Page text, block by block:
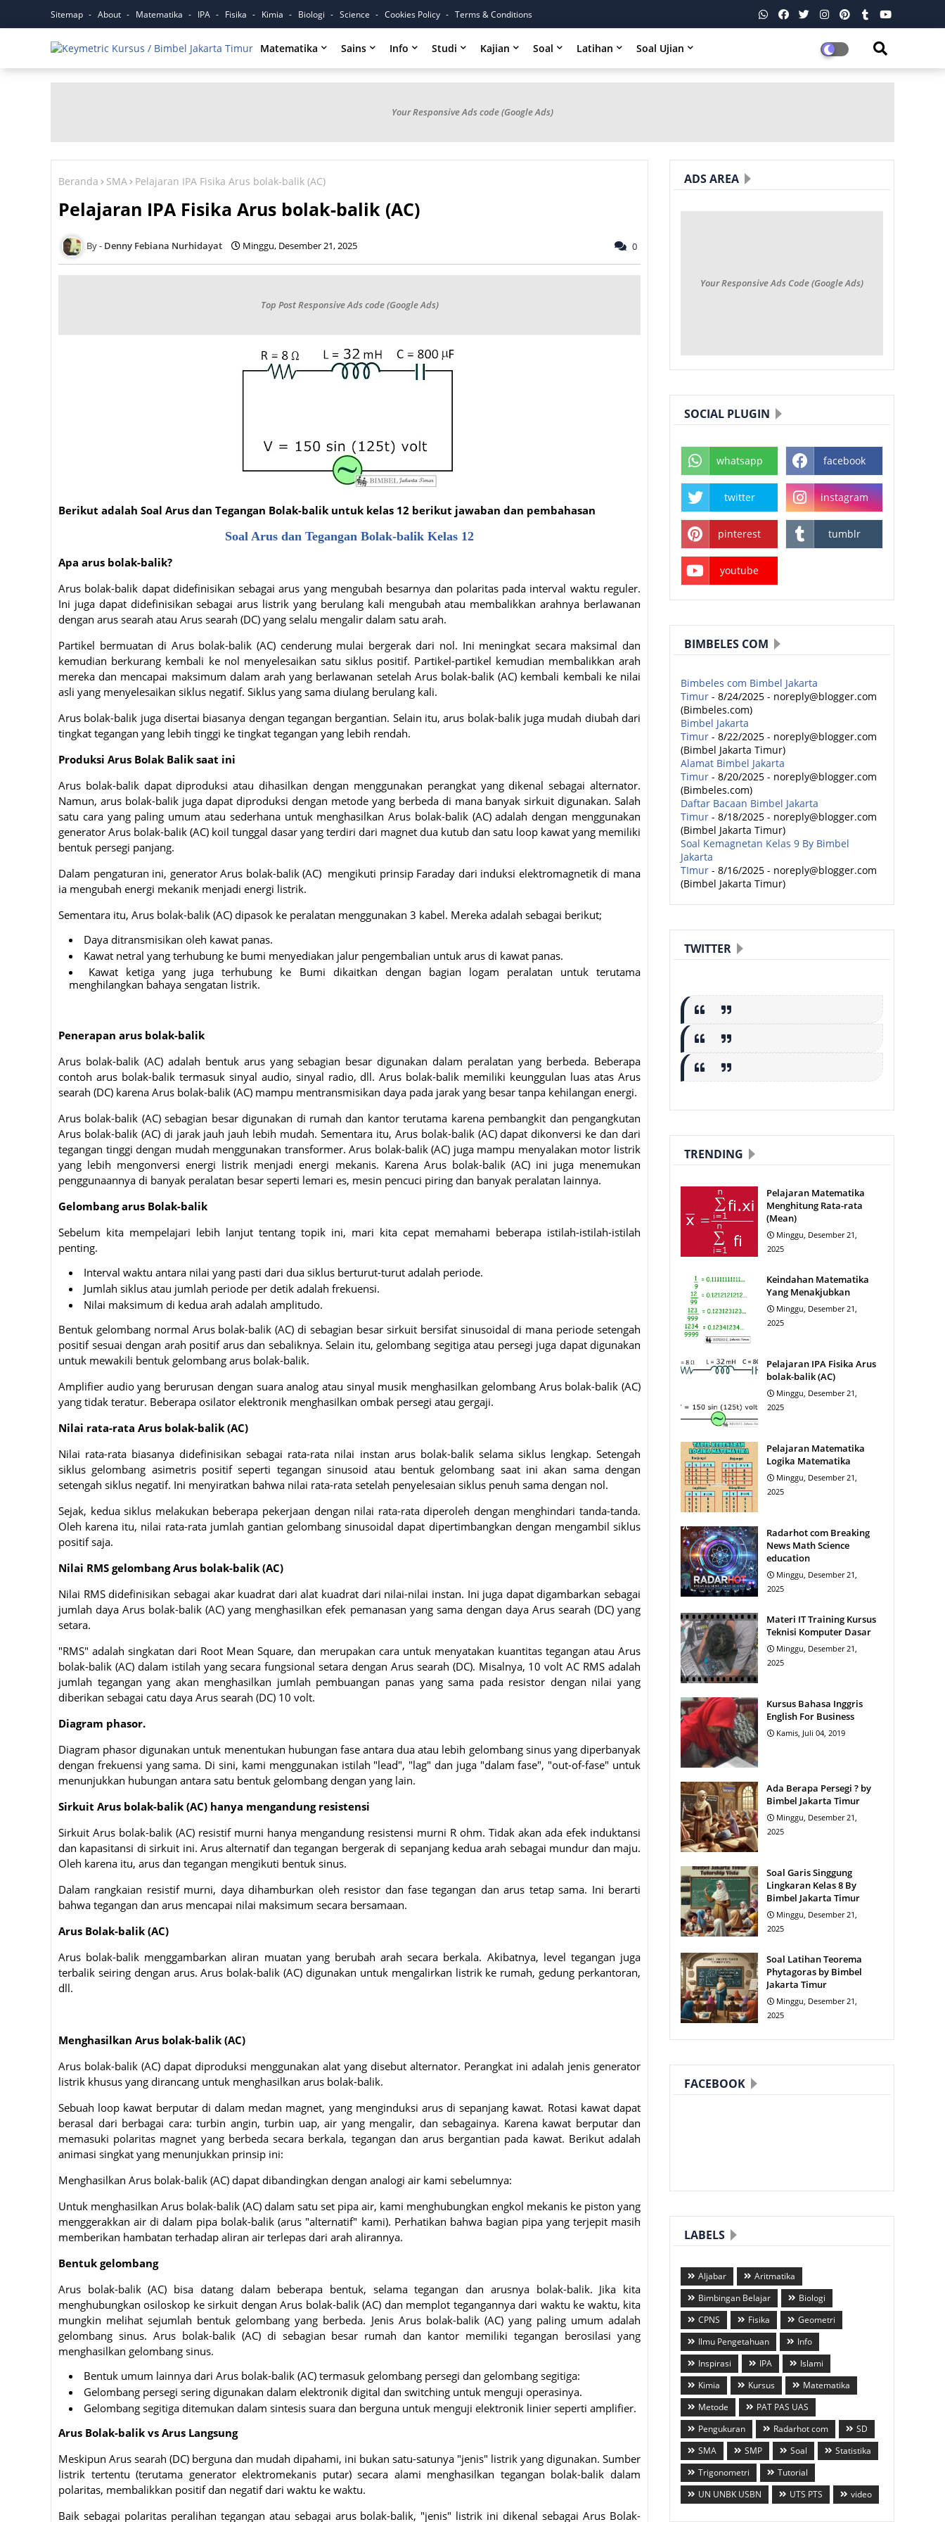
Sitemap About Matematika IPA Fisika Kimia Biologi Science Cookies Policy Terms & Conditions
Matematika Sains Info Studi Kajian Soal Latihan Soal Ujian
Your Responsive Ads code (Google Ads)
Beranda SMA Pelajaran IPA Fisika Arus bolak-balik (AC)
Pelajaran IPA Fisika Arus bolak-balik (AC)
Denny Febiana Nurhidayat Minggu, Desember 21, 2025 0
Top Post Responsive Ads code (Google Ads)
Berikut adalah Soal Arus dan Tegangan Bolak-balik untuk kelas 12 berikut jawaban dan pembahasan
Soal Arus dan Tegangan Bolak-balik Kelas 12
Apa arus bolak-balik?
Arus bolak-balik dapat didefinisikan sebagai arus yang mengubah besarnya dan polaritas pada interval waktu reguler.
Ini juga dapat didefinisikan sebagai arus listrik yang berulang kali mengubah atau membalikkan arahnya berlawanan
dengan arus searah atau Arus searah (DC) yang selalu mengalir dalam satu arah.
Partikel bermuatan di Arus bolak-balik (AC) cenderung mulai bergerak dari nol. Ini meningkat secara maksimal dan
kemudian berkurang kembali ke nol menyelesaikan satu siklus positif. Partikel-partikel kemudian membalikkan arah
mereka dan mencapai maksimum dalam arah yang berlawanan setelah Arus bolak-balik (AC) kembali kembali ke nilai
asli yang menyelesaikan siklus negatif. Siklus yang sama diulang berulang kali.
Arus bolak-balik juga disertai biasanya dengan tegangan bergantian. Selain itu, arus bolak-balik juga mudah diubah dari
tingkat tegangan yang lebih tinggi ke tingkat tegangan yang lebih rendah.
Produksi Arus Bolak Balik saat ini
Arus bolak-balik dapat diproduksi atau dihasilkan dengan menggunakan perangkat yang dikenal sebagai alternator.
Namun, arus bolak-balik juga dapat diproduksi dengan metode yang berbeda di mana banyak sirkuit digunakan. Salah
satu cara yang paling umum atau sederhana untuk menghasilkan Arus bolak-balik (AC) adalah dengan menggunakan
generator Arus bolak-balik (AC) koil tunggal dasar yang terdiri dari magnet dua kutub dan satu loop kawat yang memiliki
bentuk persegi panjang.
Dalam pengaturan ini, generator Arus bolak-balik (AC) mengikuti prinsip Faraday dari induksi elektromagnetik di mana
ia mengubah energi mekanik menjadi energi listrik.
Sementara itu, Arus bolak-balik (AC) dipasok ke peralatan menggunakan 3 kabel. Mereka adalah sebagai berikut;
Daya ditransmisikan oleh kawat panas.
Kawat netral yang terhubung ke bumi menyediakan jalur pengembalian untuk arus di kawat panas.
Kawat ketiga yang juga terhubung ke Bumi dikaitkan dengan bagian logam peralatan untuk terutama
menghilangkan bahaya sengatan listrik.
Penerapan arus bolak-balik
Arus bolak-balik (AC) adalah bentuk arus yang sebagian besar digunakan dalam peralatan yang berbeda. Beberapa
contoh arus bolak-balik termasuk sinyal audio, sinyal radio, dll. Arus bolak-balik memiliki keunggulan luas atas Arus
searah (DC) karena Arus bolak-balik (AC) mampu mentransmisikan daya pada jarak yang besar tanpa kehilangan energi.
Arus bolak-balik (AC) sebagian besar digunakan di rumah dan kantor terutama karena pembangkit dan pengangkutan
Arus bolak-balik (AC) di jarak jauh jauh lebih mudah. Sementara itu, Arus bolak-balik (AC) dapat dikonversi ke dan dari
tegangan tinggi dengan mudah menggunakan transformer. Arus bolak-balik (AC) juga mampu menyalakan motor listrik
yang lebih mengonversi energi listrik menjadi energi mekanis. Karena Arus bolak-balik (AC) ini juga menemukan
penggunaannya di banyak peralatan besar seperti lemari es, mesin pencuci piring dan banyak peralatan lainnya.
Gelombang arus Bolak-balik
Sebelum kita mempelajari lebih lanjut tentang topik ini, mari kita cepat memahami beberapa istilah-istilah-istilah
penting.
Interval waktu antara nilai yang pasti dari dua siklus berturut-turut adalah periode.
Jumlah siklus atau jumlah periode per detik adalah frekuensi.
Nilai maksimum di kedua arah adalah amplitudo.
Bentuk gelombang normal Arus bolak-balik (AC) di sebagian besar sirkuit bersifat sinusoidal di mana periode setengah
positif sesuai dengan arah positif arus dan sebaliknya. Selain itu, gelombang segitiga atau persegi juga dapat digunakan
untuk mewakili bentuk gelombang arus bolak-balik.
Amplifier audio yang berurusan dengan suara analog atau sinyal musik menghasilkan gelombang Arus bolak-balik (AC)
yang tidak teratur. Beberapa osilator elektronik menghasilkan ombak persegi atau gergaji.
Nilai rata-rata Arus bolak-balik (AC)
Nilai rata-rata biasanya didefinisikan sebagai rata-rata nilai instan arus bolak-balik selama siklus lengkap. Setengah
siklus gelombang asimetris positif seperti tegangan sinusoid atau bentuk gelombang saat ini akan sama dengan
setengah siklus negatif. Ini menyiratkan bahwa nilai rata-rata setelah penyelesaian siklus penuh sama dengan nol.
Sejak, kedua siklus melakukan beberapa pekerjaan dengan nilai rata-rata diperoleh dengan menghindari tanda-tanda.
Oleh karena itu, nilai rata-rata jumlah gantian gelombang sinusoidal dapat dipertimbangkan dengan mengambil siklus
positif saja.
Nilai RMS gelombang Arus bolak-balik (AC)
Nilai RMS didefinisikan sebagai akar kuadrat dari alat kuadrat dari nilai-nilai instan. Ini juga dapat digambarkan sebagai
jumlah daya Arus bolak-balik (AC) yang menghasilkan efek pemanasan yang sama dengan daya Arus searah (DC) yang
setara.
"RMS" adalah singkatan dari Root Mean Square, dan merupakan cara untuk menyatakan kuantitas tegangan atau Arus
bolak-balik (AC) dalam istilah yang secara fungsional setara dengan Arus searah (DC). Misalnya, 10 volt AC RMS adalah
jumlah tegangan yang akan menghasilkan jumlah pembuangan panas yang sama pada resistor dengan nilai yang
diberikan sebagai catu daya Arus searah (DC) 10 volt.
Diagram phasor.
Diagram phasor digunakan untuk menentukan hubungan fase antara dua atau lebih gelombang sinus yang diperbanyak
dengan frekuensi yang sama. Di sini, kami menggunakan istilah "lead", "lag" dan juga "dalam fase", "out-of-fase" untuk
menunjukkan hubungan antara satu bentuk gelombang dengan yang lain.
Sirkuit Arus bolak-balik (AC) hanya mengandung resistensi
Sirkuit Arus bolak-balik (AC) resistif murni hanya mengandung resistensi murni R ohm. Tidak akan ada efek induktansi
dan kapasitansi di sirkuit ini. Arus alternatif dan tegangan bergerak di sepanjang kedua arah sebagai mundur dan maju.
Oleh karena itu, arus dan tegangan mengikuti bentuk sinus.
Dalam rangkaian resistif murni, daya dihamburkan oleh resistor dan fase tegangan dan arus tetap sama. Ini berarti
bahwa tegangan dan arus mencapai nilai maksimum secara bersamaan.
Arus Bolak-balik (AC)
Arus bolak-balik menggambarkan aliran muatan yang berubah arah secara berkala. Akibatnya, level tegangan juga
terbalik seiring dengan arus. Arus bolak-balik (AC) digunakan untuk mengalirkan listrik ke rumah, gedung perkantoran,
dll.
Menghasilkan Arus bolak-balik (AC)
Arus bolak-balik (AC) dapat diproduksi menggunakan alat yang disebut alternator. Perangkat ini adalah jenis generator
listrik khusus yang dirancang untuk menghasilkan arus bolak-balik.
Sebuah loop kawat berputar di dalam medan magnet, yang menginduksi arus di sepanjang kawat. Rotasi kawat dapat
berasal dari berbagai cara: turbin angin, turbin uap, air yang mengalir, dan sebagainya. Karena kawat berputar dan
memasuki polaritas magnet yang berbeda secara berkala, tegangan dan arus bergantian pada kawat. Berikut adalah
animasi singkat yang menunjukkan prinsip ini:
Menghasilkan Arus bolak-balik (AC) dapat dibandingkan dengan analogi air kami sebelumnya:
Untuk menghasilkan Arus bolak-balik (AC) dalam satu set pipa air, kami menghubungkan engkol mekanis ke piston yang
menggerakkan air di dalam pipa bolak-balik (arus "alternatif" kami). Perhatikan bahwa bagian pipa yang terjepit masih
memberikan hambatan terhadap aliran air terlepas dari arah alirannya.
Bentuk gelombang
Arus bolak-balik (AC) bisa datang dalam beberapa bentuk, selama tegangan dan arusnya bolak-balik. Jika kita
menghubungkan osiloskop ke sirkuit dengan Arus bolak-balik (AC) dan memplot tegangannya dari waktu ke waktu, kita
mungkin melihat sejumlah bentuk gelombang yang berbeda. Jenis Arus bolak-balik (AC) yang paling umum adalah
gelombang sinus. Arus bolak-balik (AC) di sebagian besar rumah dan kantor memiliki tegangan berosilasi yang
menghasilkan gelombang sinus.
Bentuk umum lainnya dari Arus bolak-balik (AC) termasuk gelombang persegi dan gelombang segitiga:
Gelombang persegi sering digunakan dalam elektronik digital dan switching untuk menguji operasinya.
Gelombang segitiga ditemukan dalam sintesis suara dan berguna untuk menguji elektronik linier seperti amplifier.
Arus Bolak-balik vs Arus Langsung
Meskipun Arus searah (DC) berguna dan mudah dipahami, ini bukan satu-satunya "jenis" listrik yang digunakan. Sumber
listrik tertentu (terutama generator elektromekanis putar) secara alami menghasilkan tegangan bolak-balik dalam
polaritas, membalikkan positif dan negatif dari waktu ke waktu.
Baik sebagai polaritas peralihan tegangan atau sebagai arus bolak-balik, "jenis" listrik ini dikenal sebagai Arus Bolak-
ADS AREA
Your Responsive Ads Code (Google Ads)
SOCIAL PLUGIN
whatsapp facebook
twitter instagram
pinterest tumblr
youtube
BIMBELES COM
Bimbeles com Bimbel Jakarta
Timur - 8/24/2025 - noreply@blogger.com
(Bimbeles.com)
Bimbel Jakarta
Timur - 8/22/2025 - noreply@blogger.com
(Bimbel Jakarta Timur)
Alamat Bimbel Jakarta
Timur - 8/20/2025 - noreply@blogger.com
(Bimbeles.com)
Daftar Bacaan Bimbel Jakarta
Timur - 8/18/2025 - noreply@blogger.com
(Bimbel Jakarta Timur)
Soal Kemagnetan Kelas 9 By Bimbel
Jakarta
TImur - 8/16/2025 - noreply@blogger.com
(Bimbel Jakarta Timur)
TWITTER
TRENDING
Pelajaran Matematika
Menghitung Rata-rata
(Mean)
Minggu, Desember 21,
2025
Keindahan Matematika
Yang Menakjubkan
Minggu, Desember 21,
2025
Pelajaran IPA Fisika Arus
bolak-balik (AC)
Minggu, Desember 21,
2025
Pelajaran Matematika
Logika Matematika
Minggu, Desember 21,
2025
Radarhot com Breaking
News Math Science
education
Minggu, Desember 21,
2025
Materi IT Training Kursus
Teknisi Komputer Dasar
Minggu, Desember 21,
2025
Kursus Bahasa Inggris
English For Business
Kamis, Juli 04, 2019
Ada Berapa Persegi ? by
Bimbel Jakarta Timur
Minggu, Desember 21,
2025
Soal Garis Singgung
Lingkaran Kelas 8 By
Bimbel Jakarta Timur
Minggu, Desember 21,
2025
Soal Latihan Teorema
Phytagoras by Bimbel
Jakarta Timur
Minggu, Desember 21,
2025
FACEBOOK
LABELS
Aljabar
Aritmatika
Bimbingan Belajar
Biologi
CPNS
Fisika
Geometri
Ilmu Pengetahuan
Info
Inspirasi
IPA
Islami
Kimia
Kursus
Matematika
Metode
PAT PAS UAS
Pengukuran
Radarhot com
SD
SMA
SMP Soal
Statistika
Trigonometri
Tutorial
UN UNBK USBN
UTS PTS video